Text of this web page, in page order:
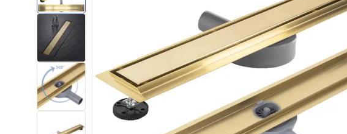
Vannitoa dušialused
Lineaarne duši äravool
Tualettruumid
Vajub ära